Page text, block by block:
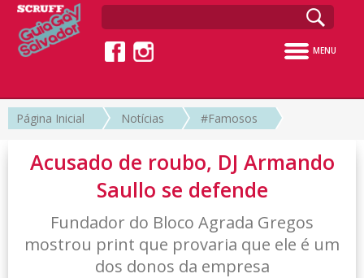
MENU
Página Inicial Notícias #Famosos
Acusado de roubo, DJ Armando
Saullo se defende
Fundador do Bloco Agrada Gregos
mostrou print que provaria que ele é um
dos donos da empresa